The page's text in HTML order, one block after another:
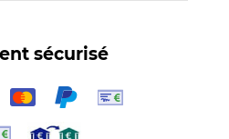
sécurisé